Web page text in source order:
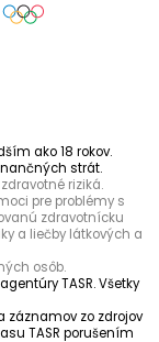
ako 18 rokov.
strát.
zdravotné riziká.
pre problémy s
zdravotnícku
a liečby látkových a
osôb.
TASR. Všetky
záznamov zo zdrojov
TASR porušením